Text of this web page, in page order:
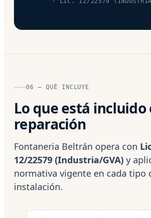
06 — QUÉ INCLUYE
Lo que está incluido
reparación
Fontaneria Beltrán opera con
12/22579 (Industria/GVA) y
normativa vigente en cada tipo
instalación.